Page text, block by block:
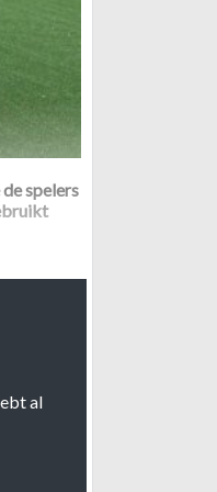
spelers
dit
al